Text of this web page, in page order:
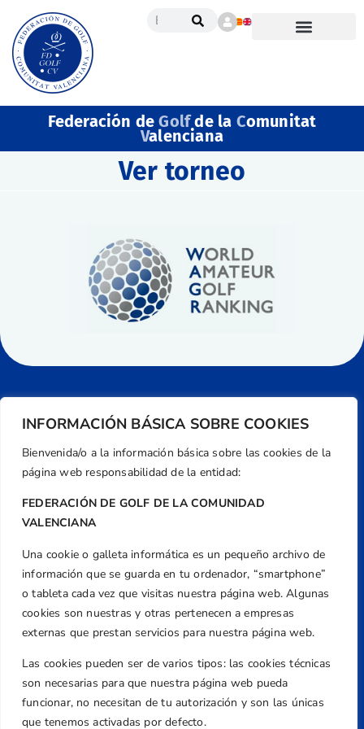
INFORMACIÓN BÁSICA SOBRE COOKIES
Bienvenida/o a la información básica sobre las cookies de la
página web responsabilidad de la entidad:
FEDERACIÓN DE GOLF DE LA COMUNIDAD
VALENCIANA
Una cookie o galleta informática es un pequeño archivo de
información que se guarda en tu ordenador, “smartphone”
o tableta cada vez que visitas nuestra página web. Algunas
cookies son nuestras y otras pertenecen a empresas
externas que prestan servicios para nuestra página web.
Las cookies pueden ser de varios tipos: las cookies técnicas
son necesarias para que nuestra página web pueda
funcionar, no necesitan de tu autorización y son las únicas
que tenemos activadas por defecto.
Federación deGolfde la Comunitat
Valenciana
Ver torneo
Dirección
Centre de L´Esport, Carrer d'Isaac Peral i
Caballero, Nº 5, Despachos 2 y 3, 46980,
Valencia
+34 961 367 799
Email
federacion@golfcv.com